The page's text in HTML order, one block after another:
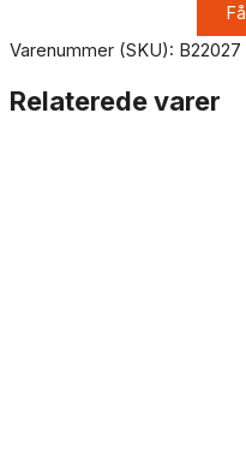
Varenummer (SKU): B22027
Relaterede varer